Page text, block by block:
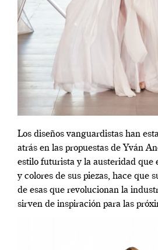
Los diseños vanguardistas han
atrás en las propuestas de Yván
estilo futurista y la austeridad que
y colores de sus piezas, hace que
de esas que revolucionan la
sirven de inspiración para las